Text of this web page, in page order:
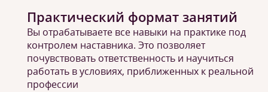
Практический формат занятий
Вы отрабатываете все навыки на практике под
контролем наставника. Это позволяет
почувствовать ответственность и научиться
работать в условиях, приближенных к реальной
профессии